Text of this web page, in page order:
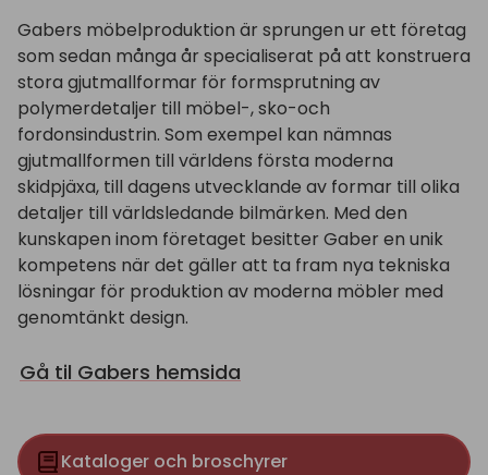
Gabers möbelproduktion är sprungen ur ett företag
som sedan många år specialiserat på att konstruera
stora gjutmallformar för formsprutning av
polymerdetaljer till möbel-, sko-och
fordonsindustrin. Som exempel kan nämnas
gjutmallformen till världens första moderna
skidpjäxa, till dagens utvecklande av formar till olika
detaljer till världsledande bilmärken. Med den
kunskapen inom företaget besitter Gaber en unik
kompetens när det gäller att ta fram nya tekniska
lösningar för produktion av moderna möbler med
genomtänkt design.
Gå til Gabers hemsida
Kataloger och broschyrer